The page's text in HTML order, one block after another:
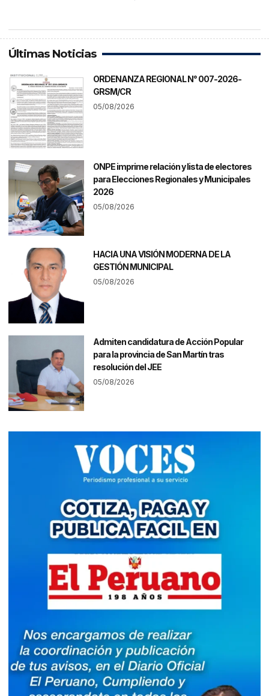
Últimas Noticias
ORDENANZA REGIONAL N° 007-2026-
GRSM/CR
05/08/2026
ONPE imprime relación y lista de electores
para Elecciones Regionales y Municipales
2026
05/08/2026
HACIA UNA VISIÓN MODERNA DE LA
GESTIÓN MUNICIPAL
05/08/2026
Admiten candidatura de Acción Popular
para la provincia de San Martín tras
resolución del JEE
05/08/2026